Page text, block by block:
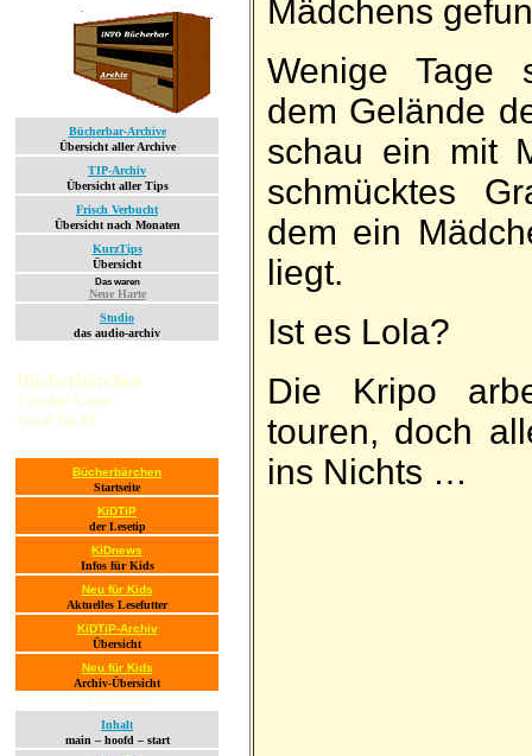
Bücherbar-Archive
Übersicht aller Archive
TIP-Archiv
Übersicht aller Tips
Frisch Verbucht
Übersicht nach Monaten
KurzTips
Übersicht
Das waren
Neue Harte
Studio
das audio-archiv
Bücherbärchen
Tips für Leser
von 8 bis 80
Bücherbärchen
Startseite
KiDTiP
der Lesetip
KiDnews
Infos für Kids
Neu für Kids
Aktuelles Lesefutter
KiDTiP-Archiv
Übersicht
Neu für Kids
Archiv-Übersicht
Seiteninfos
Inhalt
main – hoofd – start
Mädchens
Wenige Tage
dem Gelände
schau ein mit
schmücktes
dem ein
liegt.
Ist es Lola?
Die Kripo
touren, doch
ins Nichts …